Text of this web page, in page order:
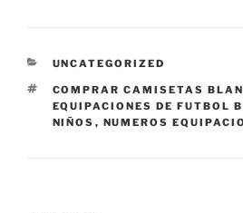
CATEGORÍAS
UNCATEGORIZED
ETIQUETAS
COMPRAR CAMISETAS
EQUIPACIONES DE FUTBOL
NIÑOS , NUMEROS